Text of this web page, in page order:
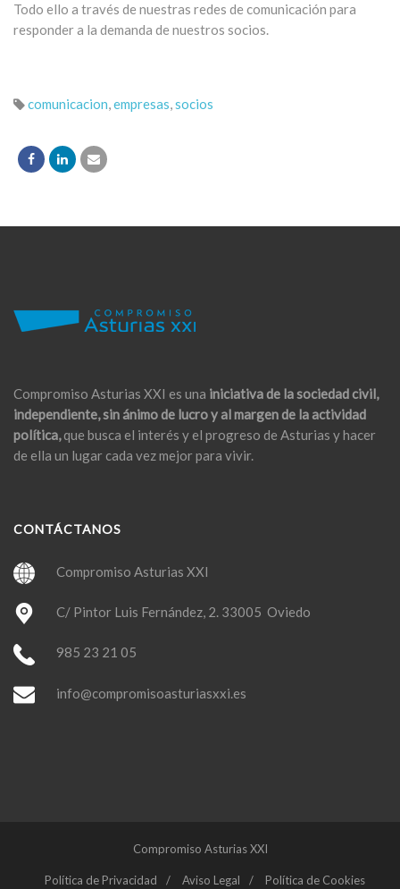
Todo ello a través de nuestras redes de comunicación para
responder a la demanda de nuestros socios.
comunicacion,empresas,socios
Compromiso Asturias XXI es una iniciativa de la sociedad civil,
independiente, sin ánimo de lucro y al margen de la actividad
política,que busca el interés y el progreso de Asturias y hacer
de ella un lugar cada vez mejor para vivir.
CONTÁCTANOS
Compromiso Asturias XXI
C/ Pintor Luis Fernández, 2. 33005 Oviedo
985 23 21 05
info@compromisoasturiasxxi.es
Compromiso Asturias XXI
Política de Privacidad Aviso Legal Política de Cookies